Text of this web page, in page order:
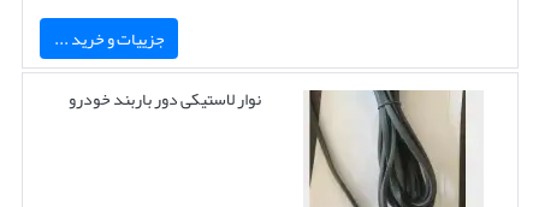
جزییات و خرید ...
نوار لاستیکی دور باربند خودرو